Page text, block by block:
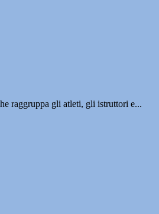
raggruppa gli atleti, gli istruttori e...